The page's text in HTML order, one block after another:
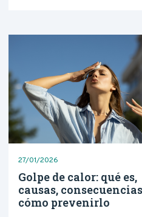
27/01/2026
Golpe de calor: qué es,
causas,
cómo prevenirlo